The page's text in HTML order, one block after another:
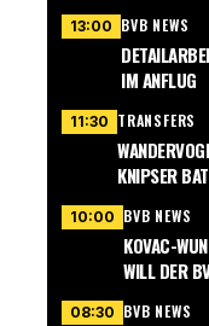
13:00 BVB NEWS
IM ANFLUG
11:30 TRANSFERS
KNIPSER
10:00 BVB NEWS
KOVAC-
WILL DER
08:30 BVB NEWS